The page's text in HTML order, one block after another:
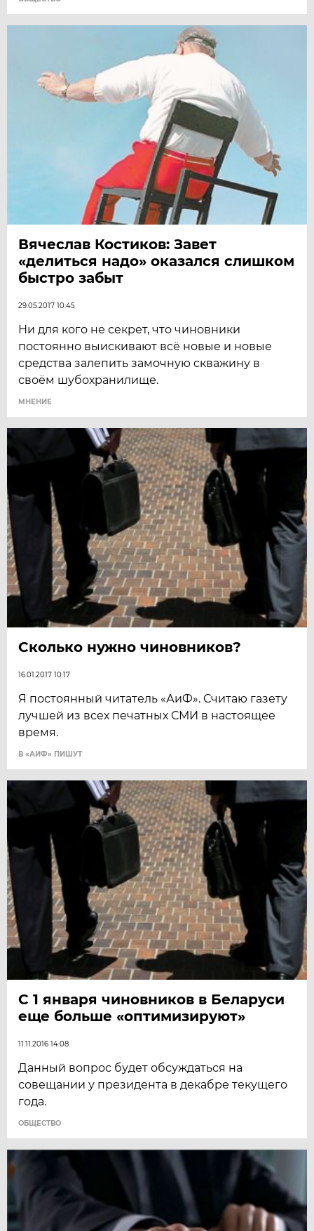
Вячеслав Костиков: Завет
«делиться надо» оказался слишком
быстро забыт
29.05.2017 10:45
Ни для кого не секрет, что чиновники
постоянно выискивают всё новые и новые
средства залепить замочную скважину в
своём шубохранилище.
МНЕНИЕ
Сколько нужно чиновников?
16.01.2017 10:17
Я постоянный читатель «АиФ». Считаю газету
лучшей из всех печатных СМИ в настоящее
время.
В «АИФ» ПИШУТ
С 1 января чиновников в Беларуси
еще больше «оптимизируют»
11.11.2016 14:08
Данный вопрос будет обсуждаться на
совещании у президента в декабре текущего
года.
ОБЩЕСТВО